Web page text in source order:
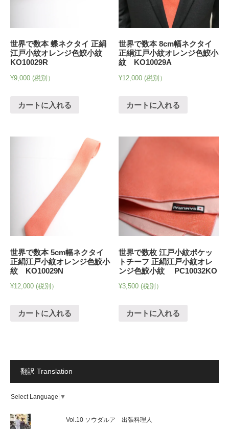
世界で数本 蝶ネクタイ 正絹
江戸小紋オレンジ色鮫小紋
KO10029R
¥9,000 (税別）
カートに入れる
世界で数本 8cm幅ネクタイ
正絹江戸小紋オレンジ色鮫小
紋 KO10029A
¥12,000 (税別）
カートに入れる
世界で数本 5cm幅ネクタイ
正絹江戸小紋オレンジ色鮫小
紋 KO10029N
¥12,000 (税別）
カートに入れる
世界で数枚 江戸小紋ポケッ
トチーフ 正絹江戸小紋オレ
ンジ色鮫小紋 PC10032KO
¥3,500 (税別）
カートに入れる
翻訳 Translation
Select Language ▼
Vol.10 ソウダルア 出張料理人